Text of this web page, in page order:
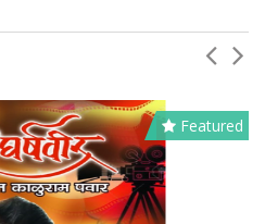
Featured